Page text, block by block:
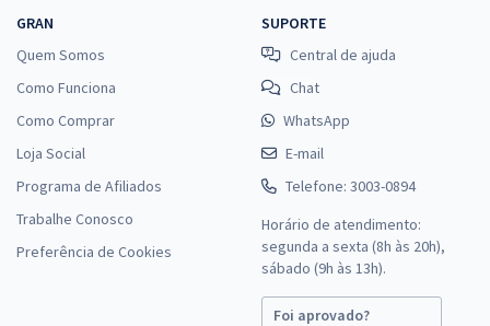
GRAN
Quem Somos
Como Funciona
Como Comprar
Loja Social
Programa de Afiliados
Trabalhe Conosco
Preferência de Cookies
SUPORTE
Central de ajuda
Chat
WhatsApp
E-mail
Telefone: 3003-0894
Horário de atendimento:
segunda a sexta (8h às 20h),
sábado (9h às 13h).
Foi aprovado?